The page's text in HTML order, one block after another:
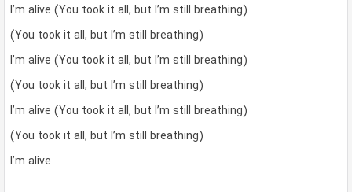
I’m alive (You took it all, but I’m still breathing)
(You took it all, but I’m still breathing)
I’m alive (You took it all, but I’m still breathing)
(You took it all, but I’m still breathing)
I’m alive (You took it all, but I’m still breathing)
(You took it all, but I’m still breathing)
I’m alive